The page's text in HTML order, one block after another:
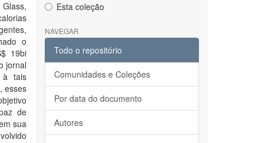
o
19bi
jornal
à tais
esses
de
sua
Esta coleção
NAVEGAR
Todo o repositório
Comunidades e Coleções
Por data do documento
Autores